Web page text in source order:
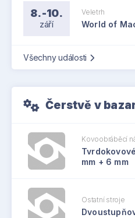
8.-10.
září
Veletrh
World of
Všechny události
Čerstvě v
Kovoobráběcí
mm + 6 mm
Ostatní stroje